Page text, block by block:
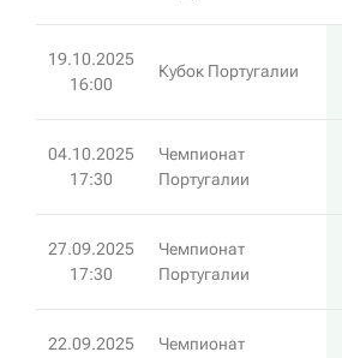
19.10.2025
16:00
Кубок Португалии
04.10.2025
17:30
Чемпионат
Португалии
27.09.2025
17:30
Чемпионат
Португалии
22.09.2025
Чемпионат